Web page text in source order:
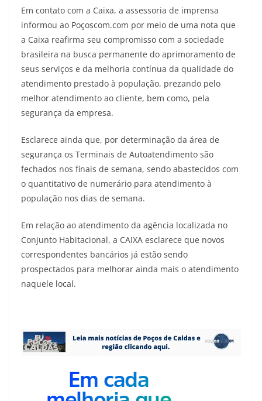
Em contato com a Caixa, a assessoria de imprensa
informou ao Poçoscom.com por meio de uma nota que
a Caixa reafirma seu compromisso com a sociedade
brasileira na busca permanente do aprimoramento de
seus serviços e da melhoria contínua da qualidade do
atendimento prestado à população, prezando pelo
melhor atendimento ao cliente, bem como, pela
segurança da empresa.
Esclarece ainda que, por determinação da área de
segurança os Terminais de Autoatendimento são
fechados nos finais de semana, sendo abastecidos com
o quantitativo de numerário para atendimento à
população nos dias de semana.
Em relação ao atendimento da agência localizada no
Conjunto Habitacional, a CAIXA esclarece que novos
correspondentes bancários já estão sendo
prospectados para melhorar ainda mais o atendimento
naquele local.